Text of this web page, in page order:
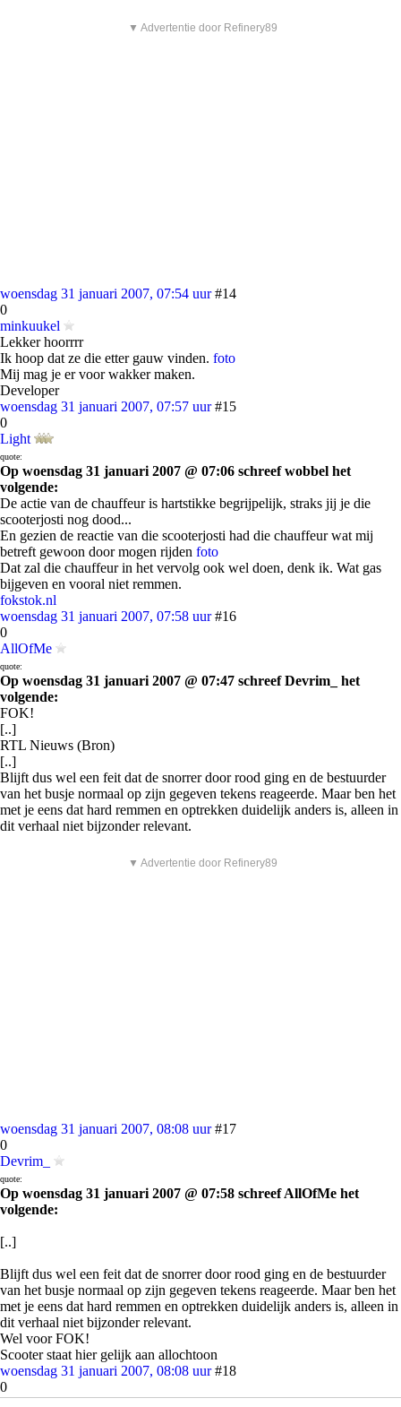
▼ Advertentie door Refinery89
woensdag 31 januari 2007, 07:54 uur #14
0
minkuukel
Lekker hoorrrr
Ik hoop dat ze die etter gauw vinden. foto
Mij mag je er voor wakker maken.
Developer
woensdag 31 januari 2007, 07:57 uur #15
0
Light
quote:
Op woensdag 31 januari 2007 @ 07:06 schreef wobbel het
volgende:
De actie van de chauffeur is hartstikke begrijpelijk, straks jij je die
scooterjosti nog dood...
En gezien de reactie van die scooterjosti had die chauffeur wat mij
betreft gewoon door mogen rijden foto
Dat zal die chauffeur in het vervolg ook wel doen, denk ik. Wat gas
bijgeven en vooral niet remmen.
fokstok.nl
woensdag 31 januari 2007, 07:58 uur #16
0
AllOfMe
quote:
Op woensdag 31 januari 2007 @ 07:47 schreef Devrim_ het
volgende:
FOK!
[..]
RTL Nieuws (Bron)
[..]
Blijft dus wel een feit dat de snorrer door rood ging en de bestuurder
van het busje normaal op zijn gegeven tekens reageerde. Maar ben het
met je eens dat hard remmen en optrekken duidelijk anders is, alleen in
dit verhaal niet bijzonder relevant.
▼ Advertentie door Refinery89
woensdag 31 januari 2007, 08:08 uur #17
0
Devrim_
quote:
Op woensdag 31 januari 2007 @ 07:58 schreef AllOfMe het
volgende:
[..]
Blijft dus wel een feit dat de snorrer door rood ging en de bestuurder
van het busje normaal op zijn gegeven tekens reageerde. Maar ben het
met je eens dat hard remmen en optrekken duidelijk anders is, alleen in
dit verhaal niet bijzonder relevant.
Wel voor FOK!
Scooter staat hier gelijk aan allochtoon
woensdag 31 januari 2007, 08:08 uur #18
0
Tycane